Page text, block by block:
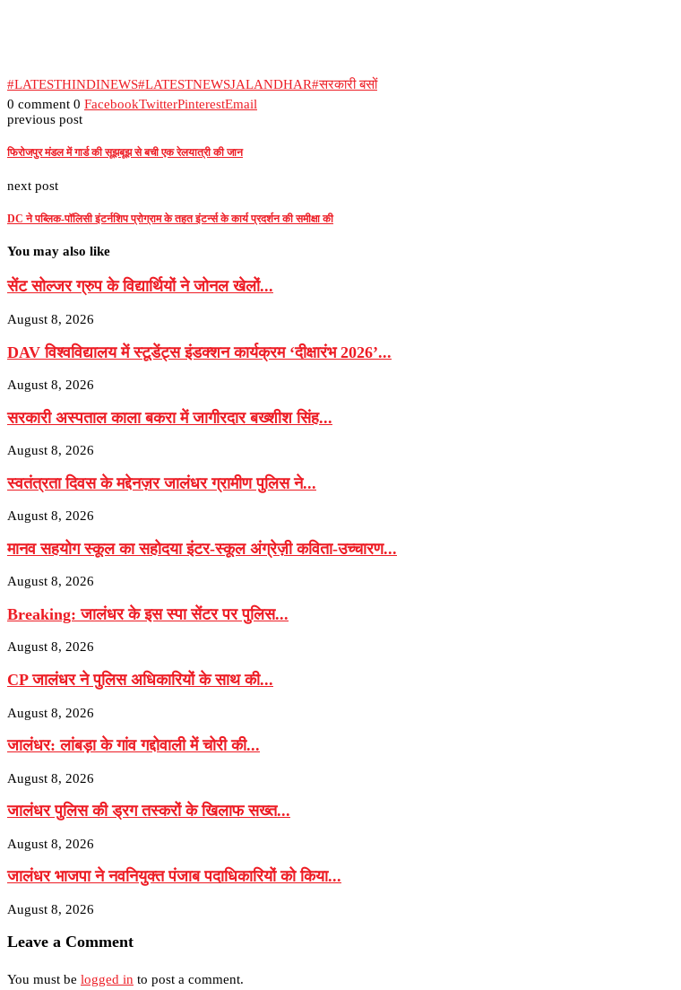
#LATESTHINDINEWS#LATESTNEWSJALANDHAR#सरकारी बसों
0 comment 0 FacebookTwitterPinterestEmail
previous post
फिरोजपुर मंडल में गार्ड की सूझबूझ से बची एक रेलयात्री की जान
next post
DC ने पब्लिक-पॉलिसी इंटर्नशिप प्रोग्राम के तहत इंटर्न्स के कार्य प्रदर्शन की समीक्षा की
You may also like
सेंट सोल्जर ग्रुप के विद्यार्थियों ने जोनल खेलों...
August 8, 2026
DAV विश्वविद्यालय में स्टूडेंट्स इंडक्शन कार्यक्रम ‘दीक्षारंभ 2026’...
August 8, 2026
सरकारी अस्पताल काला बकरा में जागीरदार बख्शीश सिंह...
August 8, 2026
स्वतंत्रता दिवस के मद्देनज़र जालंधर ग्रामीण पुलिस ने...
August 8, 2026
मानव सहयोग स्कूल का सहोदया इंटर-स्कूल अंग्रेज़ी कविता-उच्चारण...
August 8, 2026
Breaking: जालंधर के इस स्पा सेंटर पर पुलिस...
August 8, 2026
CP जालंधर ने पुलिस अधिकारियों के साथ की...
August 8, 2026
जालंधर: लांबड़ा के गांव गद्दोवाली में चोरी की...
August 8, 2026
जालंधर पुलिस की ड्रग तस्करों के खिलाफ सख्त...
August 8, 2026
जालंधर भाजपा ने नवनियुक्त पंजाब पदाधिकारियों को किया...
August 8, 2026
Leave a Comment
You must be logged in to post a comment.